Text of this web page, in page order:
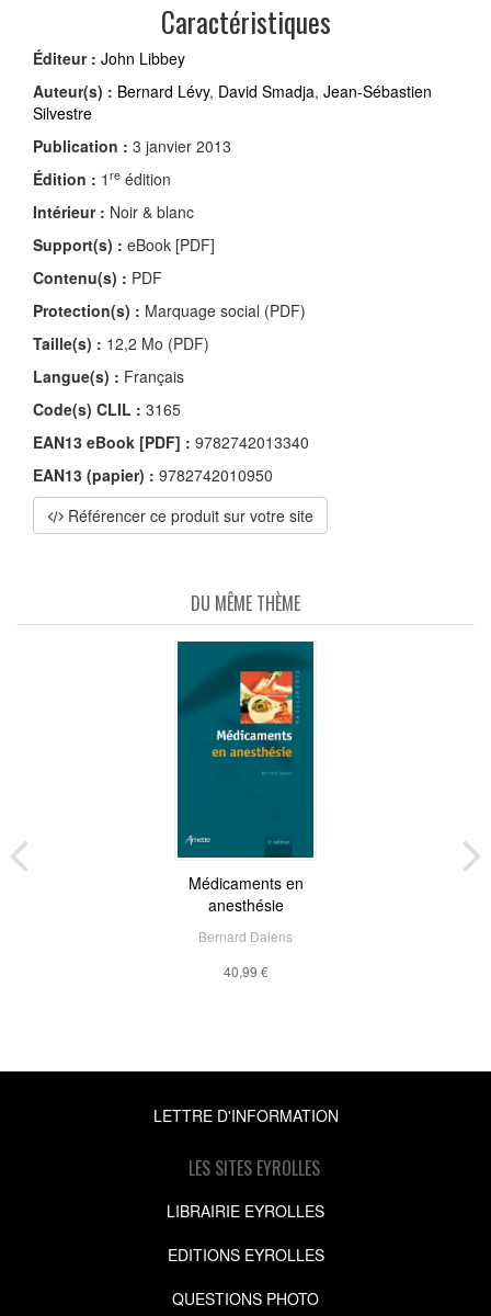
Caractéristiques
Éditeur : John Libbey
Auteur(s) : Bernard Lévy, David Smadja, Jean-Sébastien
Silvestre
Publication : 3 janvier 2013
Édition : 1 re édition
Intérieur : Noir & blanc
Support(s) : eBook [PDF]
Contenu(s) : PDF
Protection(s) : Marquage social (PDF)
Taille(s) : 12,2 Mo (PDF)
Langue(s) : Français
Code(s) CLIL : 3165
EAN13 eBook [PDF] : 9782742013340
EAN13 (papier) : 9782742010950
Référencer ce produit sur votre site
DU MÊME THÈME
Médicaments en
anesthésie
Bernard Dalens
40,99 €
LETTRE D'INFORMATION
LES SITES EYROLLES
LIBRAIRIE EYROLLES
EDITIONS EYROLLES
QUESTIONS PHOTO